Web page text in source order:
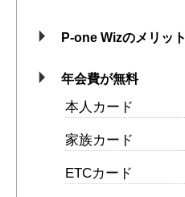
P-one Wizのメリット
年会費が無料
本人カード
家族カード
ETCカード